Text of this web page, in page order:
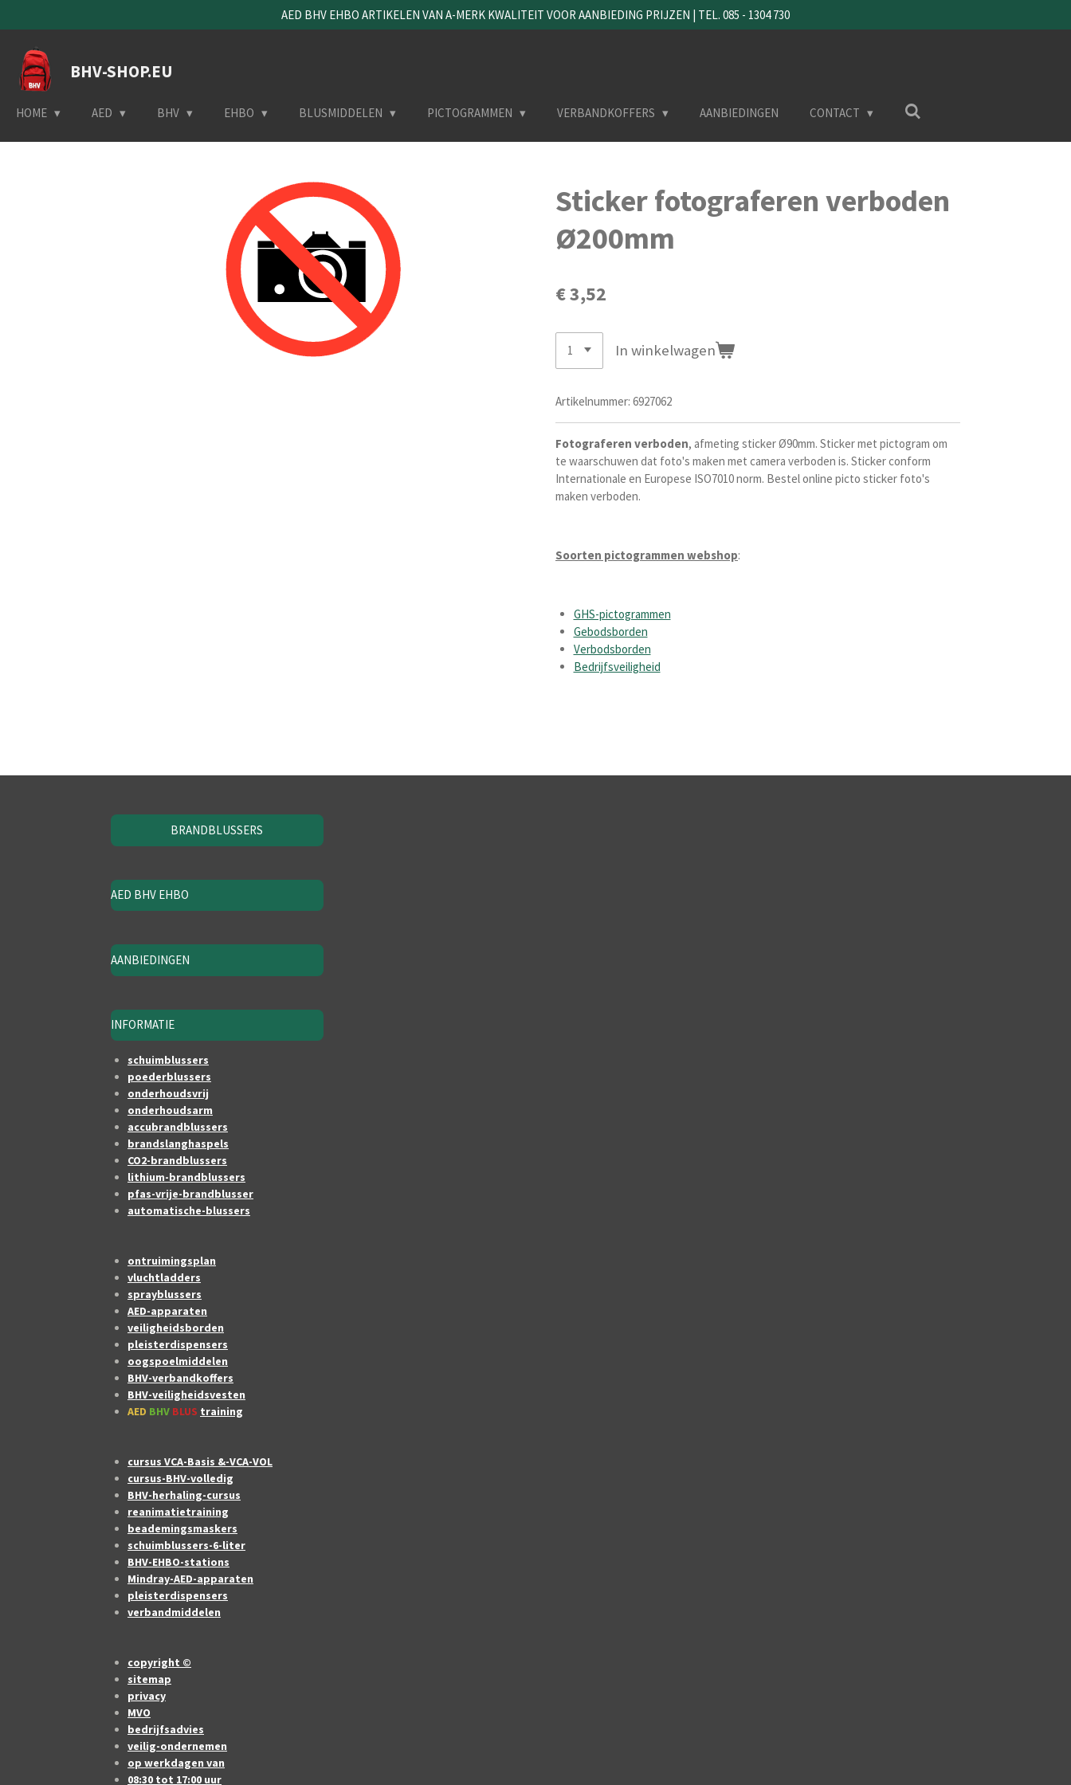
direct
naar
hoofdinhoud
AED BHV EHBO ARTIKELEN VAN A-MERK KWALITEIT VOOR AANBIEDING PRIJZEN | TEL. 085 - 1304 730
BHV-SHOP.EU
HOME AED BHV EHBO BLUSMIDDELEN PICTOGRAMMEN VERBANDKOFFERS AANBIEDINGEN CONTACT
Sticker fotograferen verboden
Ø200mm
€ 3,52
In winkelwagen
Artikelnummer: 6927062
Fotograferen verboden, afmeting stickerØ90mm. Sticker met pictogram om
te waarschuwen dat foto's maken met camera verboden is. Sticker conform
Internationale en Europese ISO7010 norm. Bestel online picto sticker foto's
maken verboden.
Soorten pictogrammen webshop:
GHS-pictogrammen
Gebodsborden
Verbodsborden
Bedrijfsveiligheid
BRANDBLUSSERS
AED BHV EHBO
AANBIEDINGEN
INFORMATIE
schuimblussers
poederblussers
onderhoudsvrij
onderhoudsarm
accubrandblussers
brandslanghaspels
CO2-brandblussers
lithium-brandblussers
pfas-vrije-brandblusser
automatische-blussers
ontruimingsplan
vluchtladders
sprayblussers
AED-apparaten
veiligheidsborden
pleisterdispensers
oogspoelmiddelen
BHV-verbandkoffers
BHV-veiligheidsvesten
AED BHV BLUS training
cursus VCA-Basis &-VCA-VOL
cursus-BHV-volledig
BHV-herhaling-cursus
reanimatietraining
beademingsmaskers
schuimblussers-6-liter
BHV-EHBO-stations
Mindray-AED-apparaten
pleisterdispensers
verbandmiddelen
copyright ©
sitemap
privacy
MVO
bedrijfsadvies
veilig-ondernemen
op werkdagen van
08:30 tot 17:00 uur